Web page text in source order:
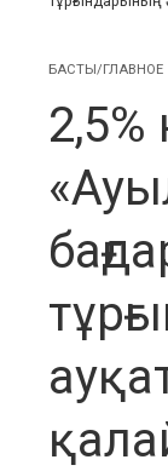
БАСТЫ/ГЛАВНОЕ
2,5%